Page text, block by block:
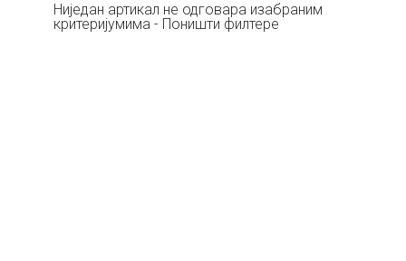
Ниједан артикал не одговара изабраним
критеријумима - Поништи филтере